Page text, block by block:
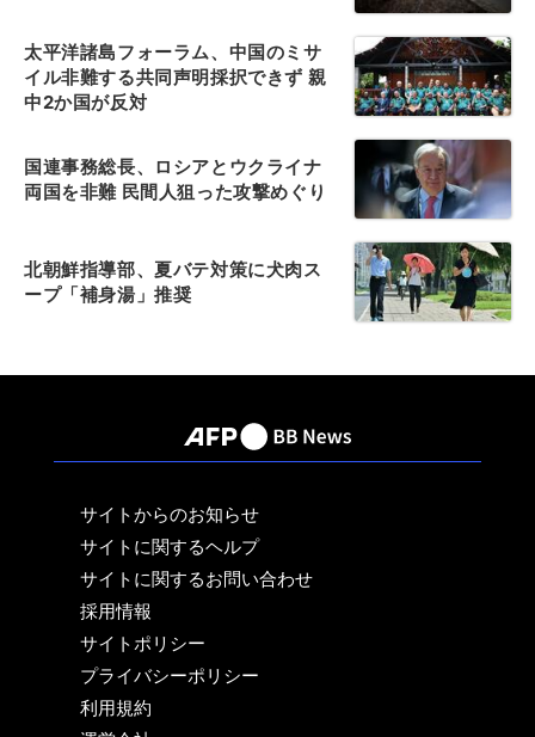
太平洋諸島フォーラム、中国のミサ
イル非難する共同声明採択できず 親
中2か国が反対
国連事務総長、ロシアとウクライナ
両国を非難 民間人狙った攻撃めぐり
北朝鮮指導部、夏バテ対策に犬肉ス
ープ「補身湯」推奨
サイトからのお知らせ
サイトに関するヘルプ
サイトに関するお問い合わせ
採用情報
サイトポリシー
プライバシーポリシー
利用規約